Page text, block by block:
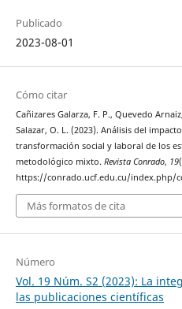
Publicado
2023-08-01
Cómo citar
Cañizares Galarza, F. P., Quevedo
Salazar, O. L. (2023). Análisis del
transformación social y laboral de los
metodológico mixto. Revista Conrado, 19
https://conrado.ucf.edu.cu/index.php/
Más formatos de cita
Número
Vol. 19 Núm. S2 (2023): La
las publicaciones científicas